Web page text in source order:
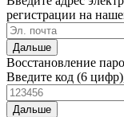
регистрации на
Дальше
Восстановление
Введите код (6
Дальше